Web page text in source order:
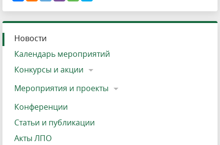
Новости
Календарь мероприятий
Конкурсы и акции
Мероприятия и проекты
Конференции
Статьи и публикации
Акты ЛПО